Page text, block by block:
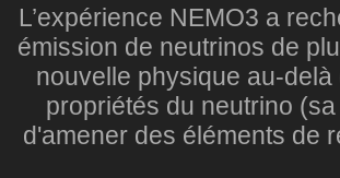
L’expérience NEMO3 a
émission de neutrinos de
nouvelle physique au-
propriétés du neutrino
d'amener des éléments de